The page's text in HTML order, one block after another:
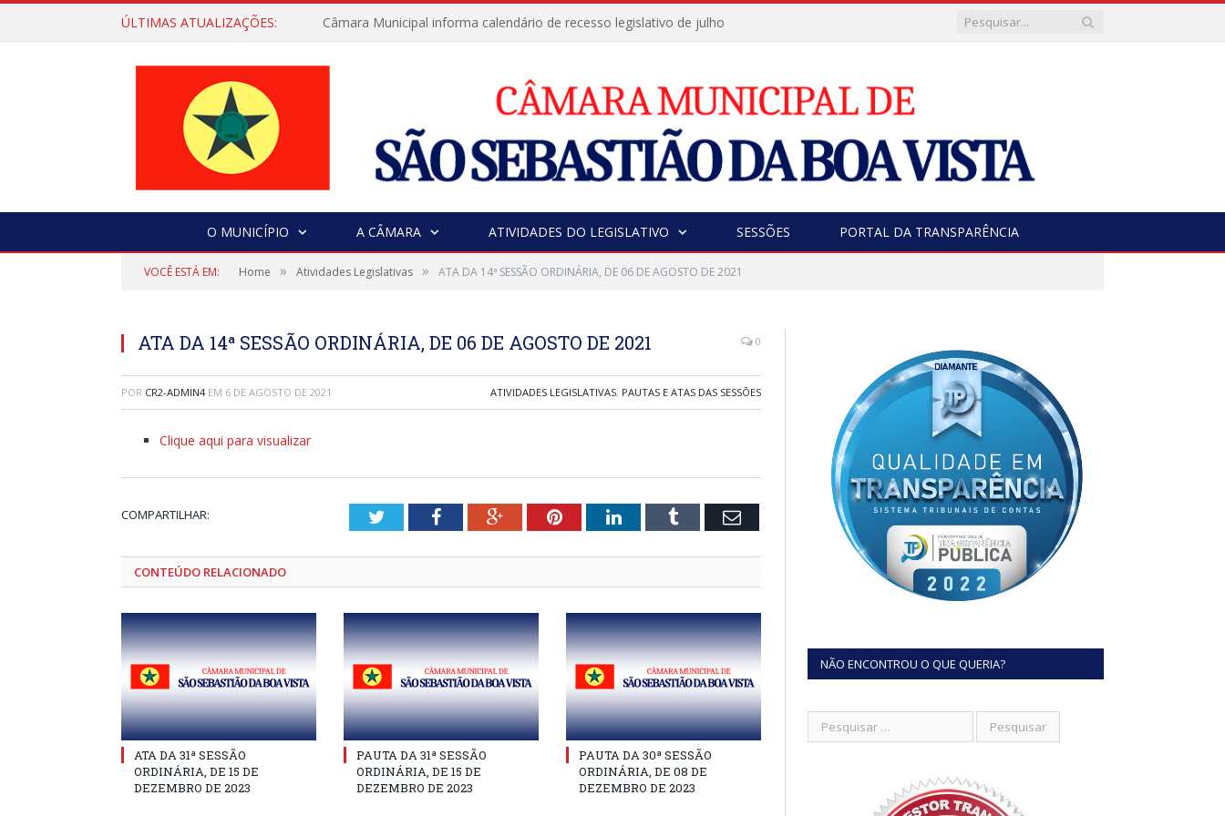
ÚLTIMAS ATUALIZAÇÕES: Câmara Municipal informa calendário de recesso legislativo de julho
O MUNICÍPIO A CÂMARA ATIVIDADES DO LEGISLATIVO SESSÕES PORTAL DA TRANSPARÊNCIA
VOCÊ ESTÁ EM: Home » Atividades Legislativas » ATA DA 14ª SESSÃO ORDINÁRIA, DE 06 DE AGOSTO DE 2021
ATA DA 14ª SESSÃO ORDINÁRIA, DE 06 DE AGOSTO DE 2021 0
POR CR2-ADMIN4 EM 6 DE AGOSTO DE 2021 ATIVIDADES LEGISLATIVAS, PAUTAS E ATAS DAS SESSÕES
Clique aqui para visualizar
COMPARTILHAR: TwitterFacebookGoogle+PinterestLinkedInTumblr Email
CONTEÚDO RELACIONADO
ATA DA 31ª SESSÃO
ORDINÁRIA, DE 15 DE
DEZEMBRO DE 2023
PAUTA DA 31ª SESSÃO
ORDINÁRIA, DE 15 DE
DEZEMBRO DE 2023
PAUTA DA 30ª SESSÃO
ORDINÁRIA, DE 08 DE
DEZEMBRO DE 2023
NÃO ENCONTROU O QUE QUERIA?